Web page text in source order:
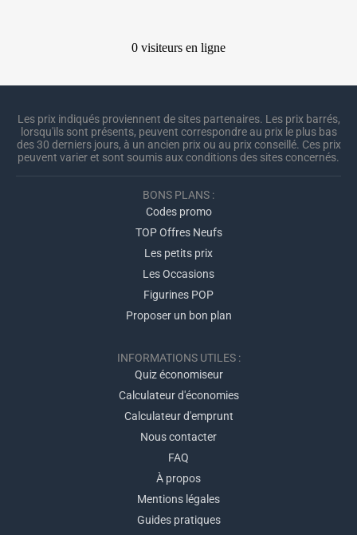
Les prix indiqués proviennent de sites partenaires. Les prix barrés,
lorsqu'ils sont présents, peuvent correspondre au prix le plus bas
des 30 derniers jours, à un ancien prix ou au prix conseillé. Ces prix
peuvent varier et sont soumis aux conditions des sites concernés.
BONS PLANS :
Codes promo
TOP Offres Neufs
Les petits prix
Les Occasions
Figurines POP
Proposer un bon plan
INFORMATIONS UTILES :
Quiz économiseur
Calculateur d'économies
Calculateur d'emprunt
Nous contacter
FAQ
À propos
Mentions légales
Guides pratiques